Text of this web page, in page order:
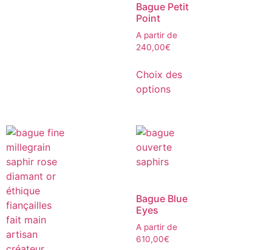
Bague Petit
Point
A partir de
240,00€
Choix des
options
Bague Blue
Eyes
A partir de
610,00€